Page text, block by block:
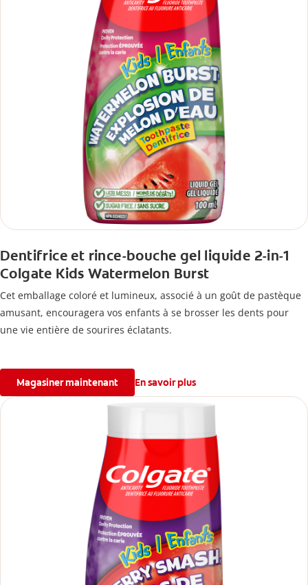
Dentifrice et rince-bouche gel liquide 2-in-1
Colgate Kids Watermelon Burst
Cet emballage coloré et lumineux, associé à un goût de pastèque
amusant, encouragera vos enfants à se brosser les dents pour
une vie entière de sourires éclatants.
Magasiner maintenant En savoir plus